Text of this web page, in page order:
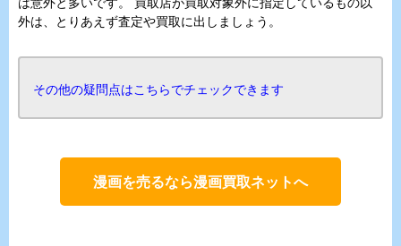
外は、とりあえず査定や買取に出しましょう。
その他の疑問点はこちらでチェックできます
漫画を売るなら漫画買取ネットへ